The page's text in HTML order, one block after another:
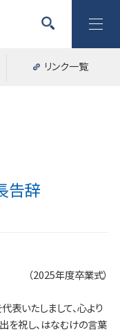
リンク一覧
告辞
（2025年度卒業式）
表いたしまして、心より
を祝し、はなむけの言葉